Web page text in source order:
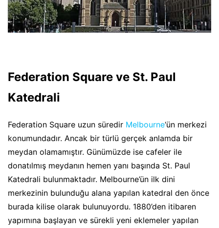
Federation Square ve St. Paul
Katedrali
Federation Square uzun süredir Melbourne‘ün merkezi
konumundadır. Ancak bir türlü gerçek anlamda bir
meydan olamamıştır. Günümüzde ise cafeler ile
donatılmış meydanın hemen yanı başında St. Paul
Katedrali bulunmaktadır. Melbourne’ün ilk dini
merkezinin bulunduğu alana yapılan katedral den önce
burada kilise olarak bulunuyordu. 1880’den itibaren
yapımına başlayan ve sürekli yeni eklemeler yapılan